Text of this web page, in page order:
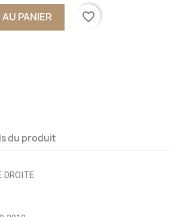
PANIER favorite_border
du produit
DROITE